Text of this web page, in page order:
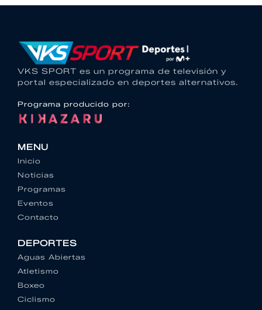
VKS SPORT es un programa de televisión y
portal especializado en deportes alternativos.
Programa producido por:
MENU
Inicio
Noticias
Programas
Eventos
Contacto
DEPORTES
Aguas Abiertas
Atletismo
Boxeo
Ciclismo